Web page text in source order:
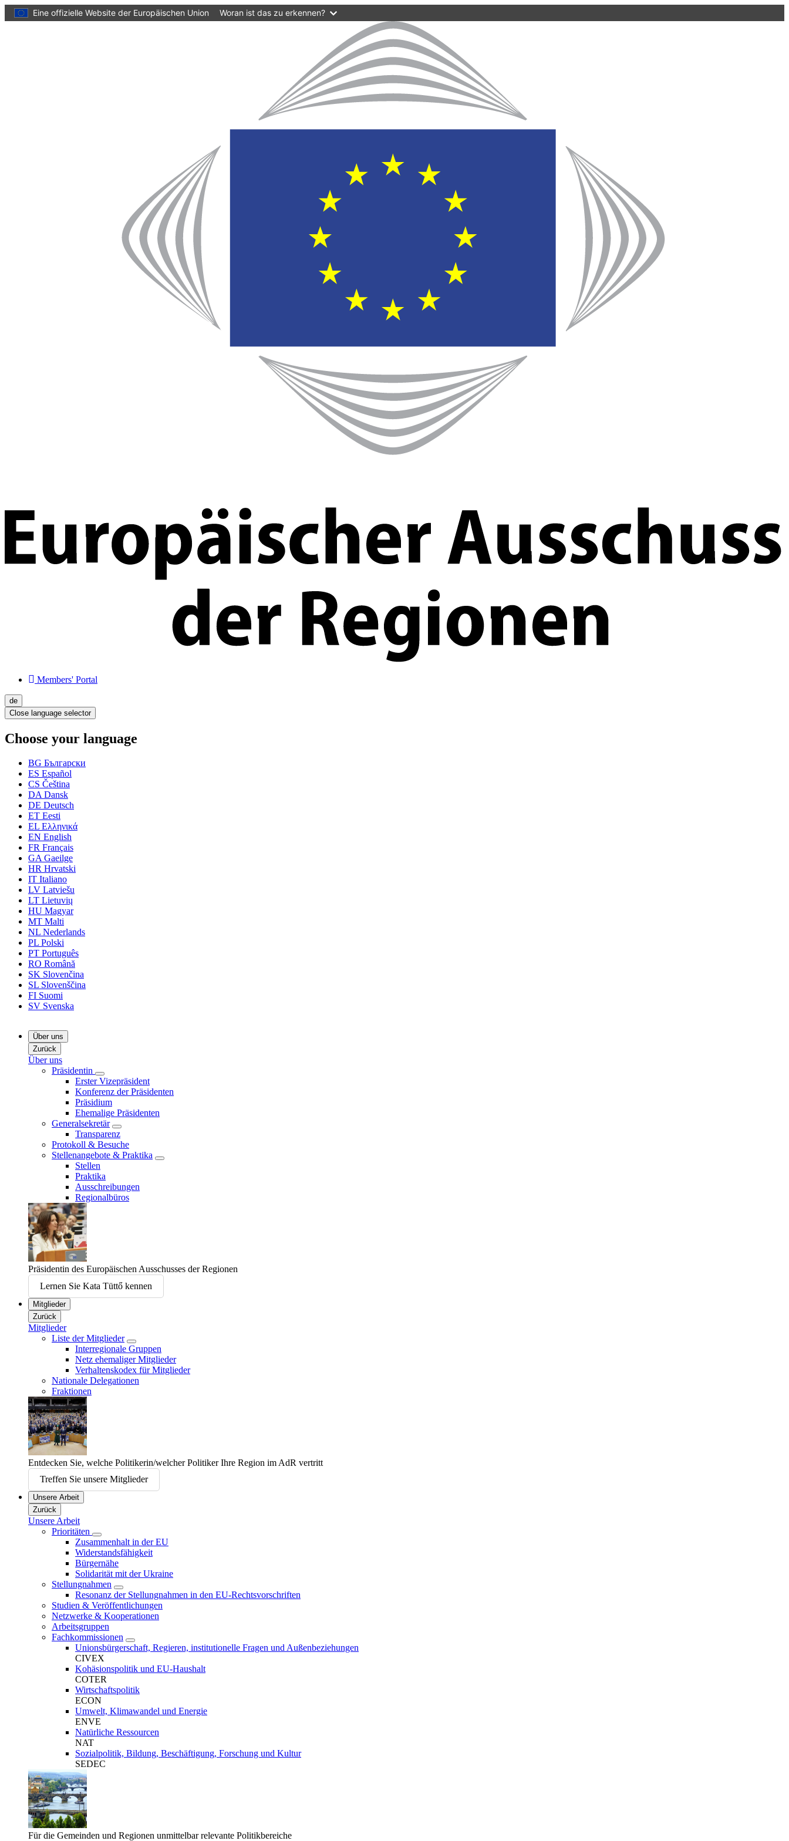
zum
Inhalt
Eine offizielle Website der Europäischen Union
Woran ist das zu erkennen?
Members' Portal
de
Close language selector
Choose your language
BG Български
ES Español
CS Čeština
DADansk
DE Deutsch
ET Eesti
EL Ελληνικά
EN English
FR Français
GAGaeilge
HR Hrvatski
IT Italiano
LV Latviešu
LT Lietuvių
HU Magyar
MT Malti
NL Nederlands
PL Polski
PT Português
RO Română
SK Slovenčina
SL Slovenščina
FI Suomi
SV Svenska
Über uns
Zurück
Über uns
Präsidentin
Erster Vizepräsident
Konferenz der Präsidenten
Präsidium
Ehemalige Präsidenten
Generalsekretär
Transparenz
Protokoll & Besuche
Stellenangebote & Praktika
Stellen
Praktika
Ausschreibungen
Regionalbüros
Präsidentin des Europäischen Ausschusses der Regionen
Lernen Sie Kata Tüttő kennen
Mitglieder
Zurück
Mitglieder
Liste der Mitglieder
Interregionale Gruppen
Netz ehemaliger Mitglieder
Verhaltenskodex für Mitglieder
Nationale Delegationen
Fraktionen
Entdecken Sie, welche Politikerin/welcher Politiker Ihre Region im AdR vertritt
Treffen Sie unsere Mitglieder
Unsere Arbeit
Zurück
Unsere Arbeit
Prioritäten
Zusammenhalt in der EU
Widerstandsfähigkeit
Bürgernähe
Solidarität mit der Ukraine
Stellungnahmen
Resonanz der Stellungnahmen in den EU-Rechtsvorschriften
Studien & Veröffentlichungen
Netzwerke & Kooperationen
Arbeitsgruppen
Fachkommissionen
Unionsbürgerschaft, Regieren, institutionelle Fragen und Außenbeziehungen
CIVEX
Kohäsionspolitik und EU-Haushalt
COTER
Wirtschaftspolitik
ECON
Umwelt, Klimawandel und Energie
ENVE
Natürliche Ressourcen
NAT
Sozialpolitik, Bildung, Beschäftigung, Forschung und Kultur
SEDEC
Für die Gemeinden und Regionen unmittelbar relevante Politikbereiche